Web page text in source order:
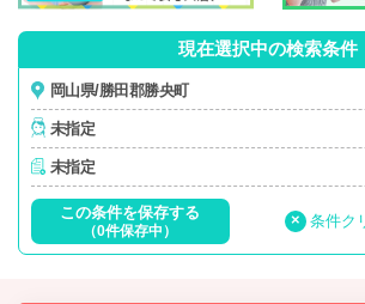
現在選択中の検索条件
岡山県/勝田郡勝央町
未指定
未指定
この条件を保存する
（0件保存中）
× 条件ク